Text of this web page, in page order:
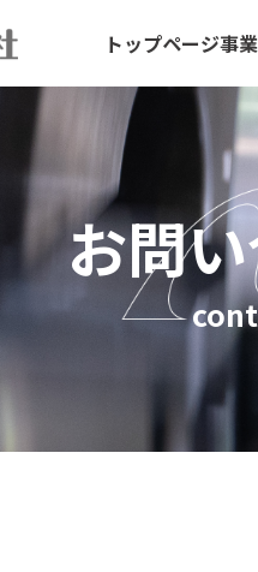
トップページ事
お問